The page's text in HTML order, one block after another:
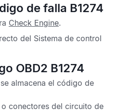
de falla B1274
Check Engine.
del Sistema de control
OBD2 B1274
almacena el código de
conectores del circuito de